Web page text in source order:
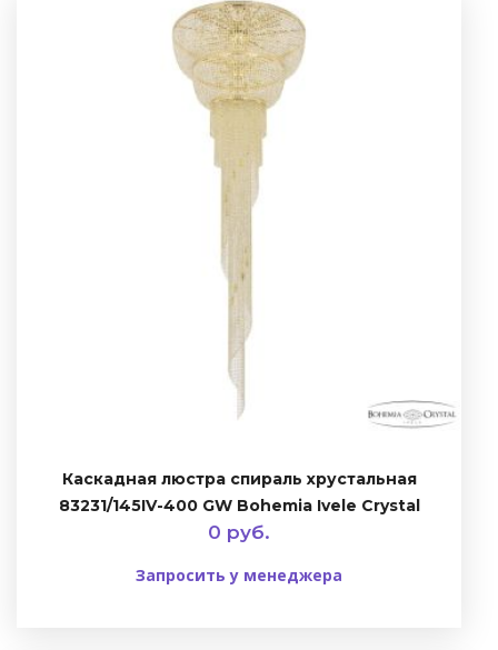
Каскадная люстра спираль хрустальная
83231/145IV-400 GW Bohemia Ivele Crystal
0 руб.
Запросить у менеджера